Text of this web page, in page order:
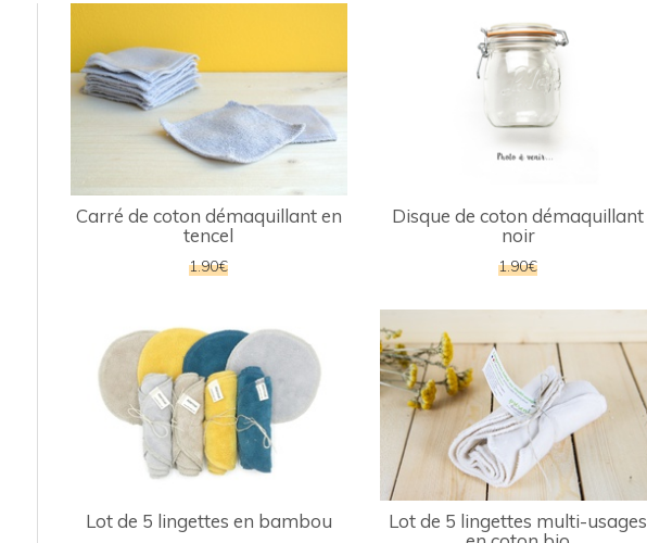
Carré de coton démaquillant en
tencel
1.90€
Disque de coton démaquillant
noir
1.90€
Lot de 5 lingettes en bambou
Lot de 5 lingettes multi-usages